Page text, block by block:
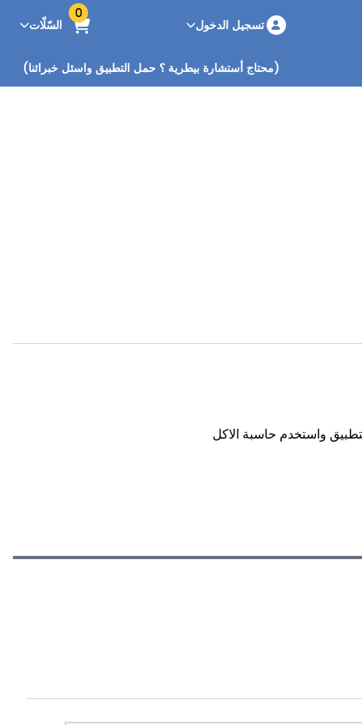
تسجيل الدخول
0
السّلّات
(محتاج أستشارة بيطرية ؟ حمل التطبيق واسئل خبرائنا)
واستخدم حاسبة الاكل